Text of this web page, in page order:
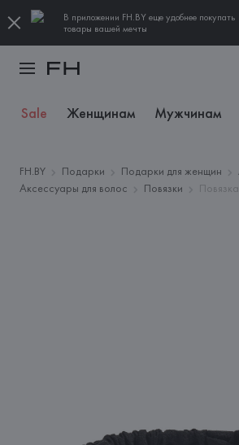
В приложении FH.BY еще удобнее покупать
товары вашей мечты
Sale Женщинам Мужчинам
FH.BY Подарки Подарки для женщин
Аксессуары для волос
Повязки